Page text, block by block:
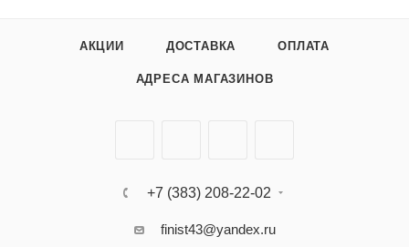
АКЦИИ ДОСТАВКА ОПЛАТА
АДРЕСА МАГАЗИНОВ
+7 (383) 208-22-02
finist43@yandex.ru